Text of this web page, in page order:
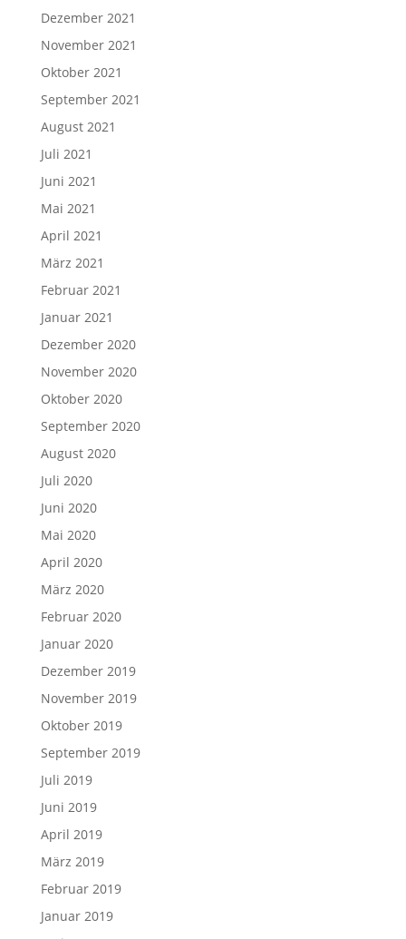
Dezember 2021
November 2021
Oktober 2021
September 2021
August 2021
Juli 2021
Juni 2021
Mai 2021
April 2021
März 2021
Februar 2021
Januar 2021
Dezember 2020
November 2020
Oktober 2020
September 2020
August 2020
Juli 2020
Juni 2020
Mai 2020
April 2020
März 2020
Februar 2020
Januar 2020
Dezember 2019
November 2019
Oktober 2019
September 2019
Juli 2019
Juni 2019
April 2019
März 2019
Februar 2019
Januar 2019